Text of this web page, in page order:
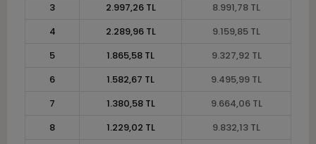
3
2.997,26 TL
8.991,78 TL
4
2.289,96 TL
9.159,85 TL
5
1.865,58 TL
9.327,92 TL
6
1.582,67 TL
9.495,99 TL
7
1.380,58 TL
9.664,06 TL
8
1.229,02 TL
9.832,13 TL